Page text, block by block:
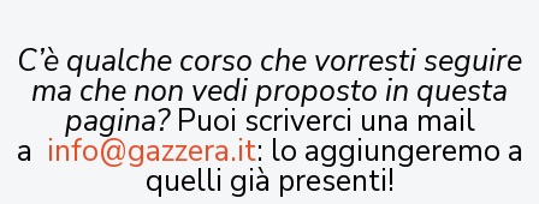
C’è qualche corso che vorresti seguire
ma che non vedi proposto in questa
pagina?Puoi scriverci una mail
a info@gazzera.it: lo aggiungeremo a
quelli già presenti!